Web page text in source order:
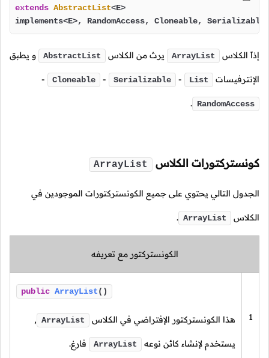
extends AbstractList<E>
implements<E>, RandomAccess, Cloneable, Serializable
إذاً الكلاس ArrayList يرث من الكلاس AbstractList و يطبق
الإنترفيسات List
-
Serializable
-
Cloneable
-
RandomAccess
.
كونستركتورات الكلاس ArrayList
الجدول التالي يحتوي على جميع الكونستركتورات الموجودين في
الكلاس ArrayList
.
الكونستركتور مع تعريفه
1
public ArrayList()
هذا الكونستركتور الإفتراضي في الكلاس ArrayList
,
يستخدم لإنشاء كائن نوعه ArrayList فارغ.